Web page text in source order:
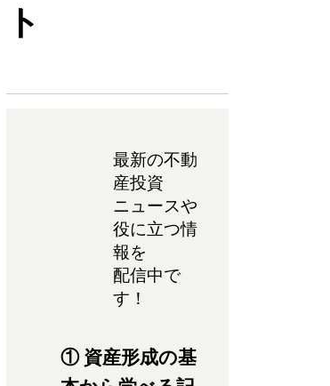
ト
最新の不動
産投資
ニュースや
役に立つ情
報を
配信中で
す！
① 資産形成の基